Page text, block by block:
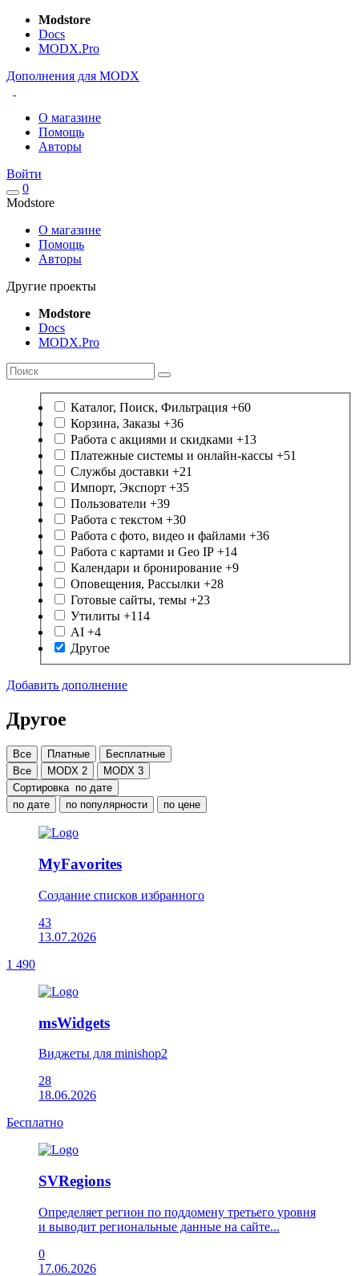
Modstore
Docs
MODX.Pro
Дополнения для MODX
О магазине
Помощь
Авторы
Войти
0
Modstore
О магазине
Помощь
Авторы
Другие проекты
Modstore
Docs
MODX.Pro
Каталог, Поиск, Фильтрация +60
Корзина, Заказы +36
Работа с акциями и скидками +13
Платежные системы и онлайн-кассы +51
Службы доставки +21
Импорт, Экспорт +35
Пользователи +39
Работа с текстом +30
Работа с фото, видео и файлами +36
Работа с картами и Geo IP +14
Календари и бронирование +9
Оповещения, Рассылки +28
Готовые сайты, темы +23
Утилиты +114
AI +4
Другое
Добавить дополнение
Другое
Все Платные
Бесплатные
Все
MODX 2
MODX 3
Сортировка по дате
по дате
по популярности по цене
MyFavorites
Создание списков избранного
43
13.07.2026
1 490
msWidgets
Виджеты для minishop2
28
18.06.2026
Бесплатно
SVRegions
Определяет регион по поддомену третьего уровня
и выводит региональные данные на сайте...
0
17.06.2026